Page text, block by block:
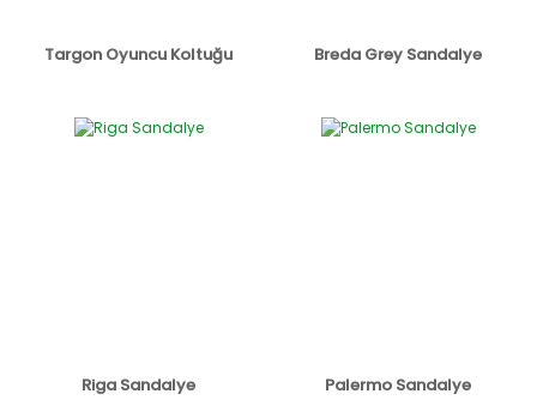
Targon Oyuncu Koltuğu Breda Grey Sandalye
Riga Sandalye Palermo Sandalye